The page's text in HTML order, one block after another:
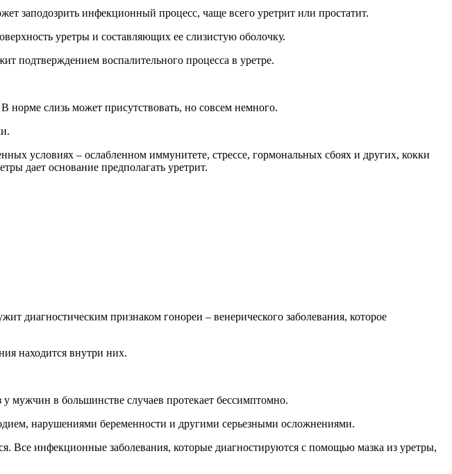
заподозрить инфекционный процесс, чаще всего уретрит или простатит.
уретры и составляющих ее слизистую оболочку.
подтверждением воспалительного процесса в уретре.
норме слизь может присутствовать, но совсем немного.
условиях – ослабленном иммунитете, стрессе, гормональных сбоях и других, кокки
дает основание предполагать уретрит.
диагностическим признаком гонореи – венерического заболевания, которое
находится внутри них.
в большинстве случаев протекает бессимптомно.
нарушениями беременности и другими серьезными осложнениями.
Все инфекционные заболевания, которые диагностируются с помощью мазка из уретры,